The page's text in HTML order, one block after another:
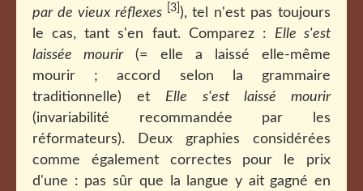
par de vieux réflexes
[3] ), tel n'est pas toujours
le cas, tant s'en faut. Comparez : Elle s'est
laissée mourir(= elle a laissé elle-même
mourir ; accord selon la grammaire
traditionnelle) et Elle s'est laissé mourir
(invariabilité recommandée par les
réformateurs). Deux graphies considérées
comme également correctes pour le prix
d'une : pas sûr que la langue y ait gagné en